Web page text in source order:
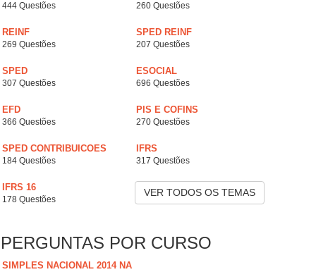
444 Questões 260 Questões
REINF
269 Questões
SPED REINF
207 Questões
SPED
307 Questões
ESOCIAL
696 Questões
EFD
366 Questões
PIS E COFINS
270 Questões
SPED CONTRIBUICOES
184 Questões
IFRS
317 Questões
IFRS 16
178 Questões
VER TODOS OS TEMAS
PERGUNTAS POR CURSO
SIMPLES NACIONAL 2014 NA